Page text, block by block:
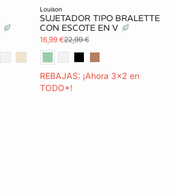
louison
SUJETADOR TIPO BRALETTE
CON ESCOTE EN V
16,99 €22,99 €
REBAJAS: ¡Ahora 3x2 en
TODO*!